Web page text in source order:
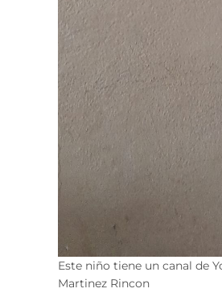
Este niño tiene un canal de
Martinez Rincon